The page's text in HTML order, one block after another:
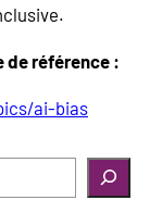
de référence :
ai-bias